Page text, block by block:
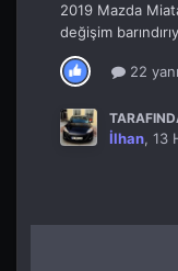
2019 Mazda
değişim
22
İlhan, 13